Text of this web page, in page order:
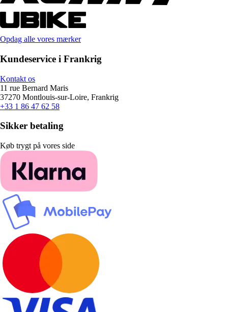
Opdag alle vores mærker
Kundeservice i Frankrig
Kontakt os
11 rue Bernard Maris
37270 Montlouis-sur-Loire, Frankrig
+33 1 86 47 62 58
Sikker betaling
Køb trygt på vores side